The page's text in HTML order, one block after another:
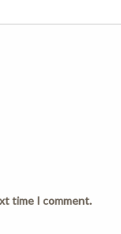
time I comment.